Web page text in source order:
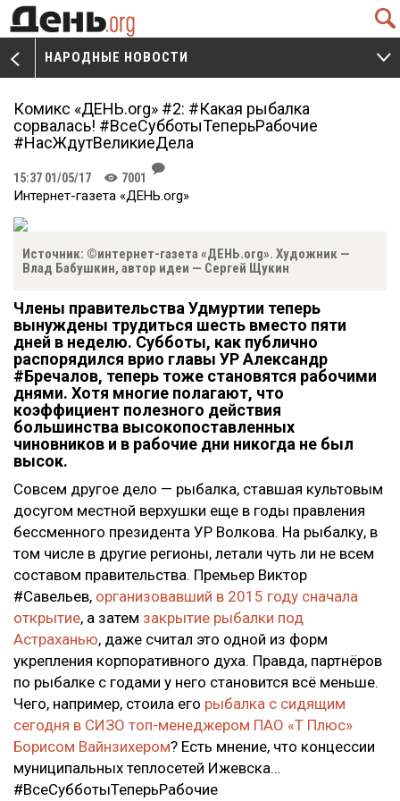
Q
V
НАРОДНЫЕ НОВОСТИ
W
Комикс «ДЕНЬ.org» #2: #Какая рыбалка
сорвалась! #ВсеСубботыТеперьРабочие
#НасЖдутВеликиеДела
15:37 01/05/17 K 7001
J
Интернет-газета «ДЕНЬ.org»
Источник: ©интернет-газета «ДЕНЬ.org». Художник —
Влад Бабушкин, автор идеи — Сергей Щукин
Члены правительства Удмуртии теперь
вынуждены трудиться шесть вместо пяти
дней в неделю. Субботы, как публично
распорядился врио главы УР Александр
#Бречалов, теперь тоже становятся рабочими
днями. Хотя многие полагают, что
коэффициент полезного действия
большинства высокопоставленных
чиновников и в рабочие дни никогда не был
высок.
Совсем другое дело — рыбалка, ставшая культовым
досугом местной верхушки еще в годы правления
бессменного президента УР Волкова. На рыбалку, в
том числе в другие регионы, летали чуть ли не всем
составом правительства. Премьер Виктор
#Савельев, организовавший в 2015 году сначала
открытие, а затем закрытие рыбалки под
Астраханью, даже считал это одной из форм
укрепления корпоративного духа. Правда, партнёров
по рыбалке с годами у него становится всё меньше.
Чего, например, стоила его рыбалка с сидящим
сегодня в СИЗО топ-менеджером ПАО «Т Плюс»
Борисом Вайнзихером? Есть мнение, что концессии
муниципальных теплосетей Ижевска…
#ВсеСубботыТеперьРабочие